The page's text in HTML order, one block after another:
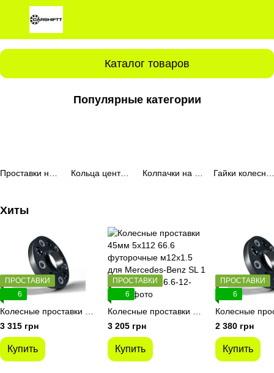
Каталог товаров
Популярные категории
Проставки на колеса Кольца центровочные Колпачки на ниппеля Гайки
Хиты
ПРОСТАВКИ
6
Колесные проставки 50мм 5х120 72.6 футорочные м14х1.25 для BMW 1 шт
3 315 грн
Купить
ПРОСТАВКИ
6
Колесные проставки 45мм 5х112 66.6 футорочные м12х1.5 для Mercedes-Benz SL 1 шт
3 205 грн
Купить
ПРОСТАВКИ
6
2 380 грн
Купить